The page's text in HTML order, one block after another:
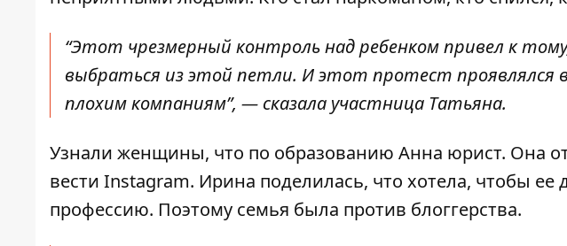
“Этот чрезмерный контроль над ребенком привел к
выбраться из этой петли. И этот протест проявлялся
плохим компаниям”, — сказала участница Татьяна.
Узнали женщины, что по образованию Анна юрист. Она
вести Instagram. Ирина поделилась, что хотела, чтобы ее
профессию. Поэтому семья была против блоггерства.